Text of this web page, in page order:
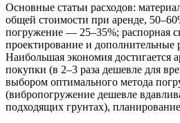
Основные статьи расходов:
общей стоимости при аренде,
погружение — 25–35%; распорная
проектирование и
Наибольшая экономия достигается
покупки (в 2–3 раза дешевле для
выбором оптимального метода
(вибропогружение дешевле
подходящих грунтах),